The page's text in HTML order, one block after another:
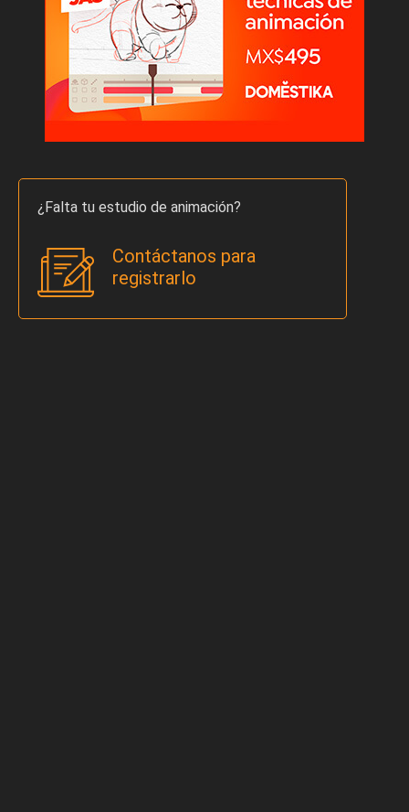
¿Falta tu estudio de animación?
Contáctanos para
registrarlo